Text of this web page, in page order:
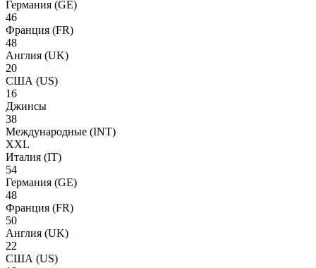
Германия (GE)
46
Франция (FR)
48
Англия (UK)
20
США (US)
16
Джинсы
38
Международные (INT)
XXL
Италия (IT)
54
Германия (GE)
48
Франция (FR)
50
Англия (UK)
22
США (US)